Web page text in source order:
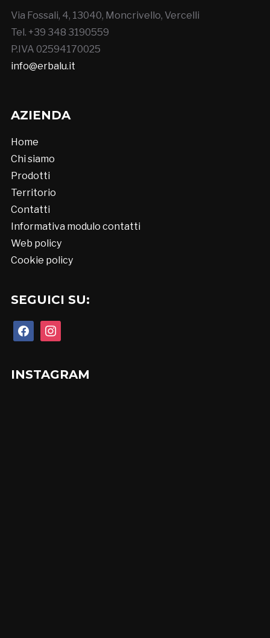
Via Fossali, 4, 13040, Moncrivello, Vercelli
Tel. +39 348 3190559
P.IVA 02594170025
info@erbalu.it
AZIENDA
Home
Chi siamo
Prodotti
Territorio
Contatti
Informativa modulo contatti
Web policy
Cookie policy
SEGUICI SU:
facebookinstagram
INSTAGRAM